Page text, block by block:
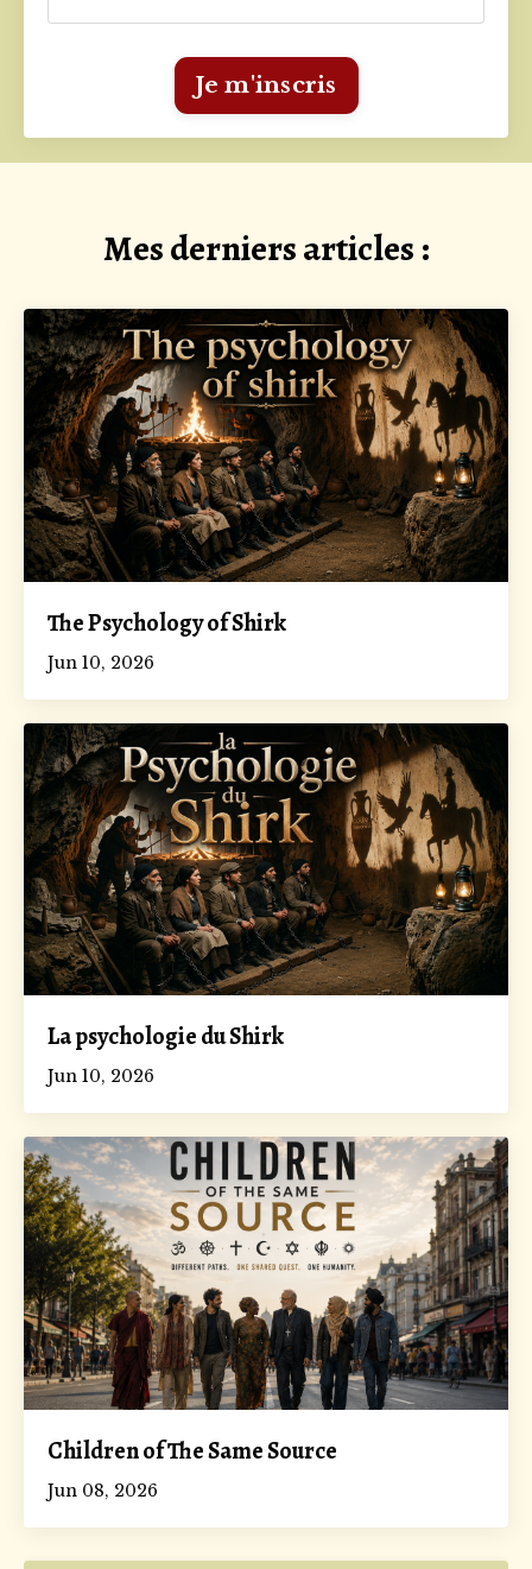
Je m'inscris
Mes derniers articles :
The Psychology of Shirk
Jun 10, 2026
La psychologie du Shirk
Jun 10, 2026
Children of The Same Source
Jun 08, 2026